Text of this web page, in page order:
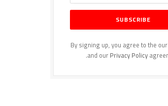
By signing up, you agree to the
and ourPrivacy Policy